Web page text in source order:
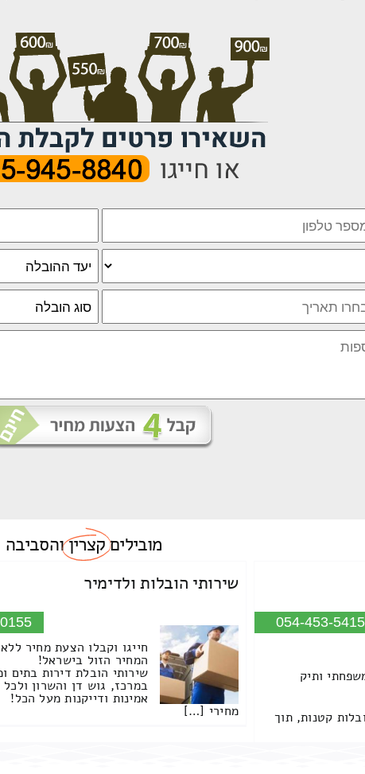
מוביליםקצריןוהסביבה
054-453-5415
ותיק
קטנות, תוך
שירותי הובלות ולדימיר
חייגו וקבלו הצעת מחיר
המחיר הזול בישראל!
שירותי הובלת דירות בתים
במרכז, גוש דן והשרון
אמינות ודייקנות מעל הכל!
מחירי […]